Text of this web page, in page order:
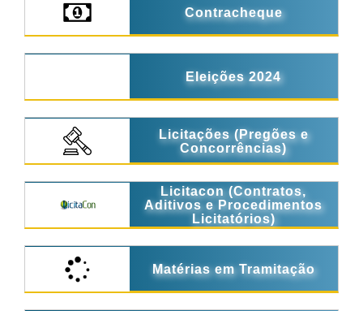
Contracheque
Eleições 2024
Licitações (Pregões e
Concorrências)
Licitacon (Contratos,
Aditivos e Procedimentos
Licitatórios)
Matérias em Tramitação